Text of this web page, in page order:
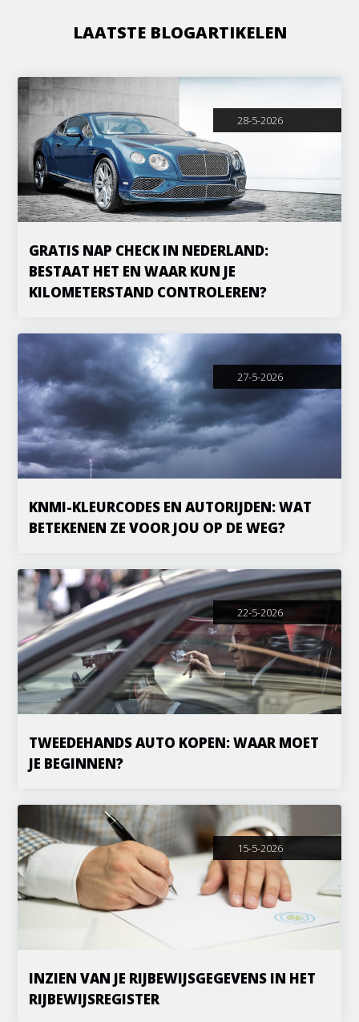
LAATSTE BLOGARTIKELEN
28-5-2026
GRATIS NAP CHECK IN NEDERLAND:
BESTAAT HET EN WAAR KUN JE
KILOMETERSTAND CONTROLEREN?
27-5-2026
KNMI-KLEURCODES EN AUTORIJDEN: WAT
BETEKENEN ZE VOOR JOU OP DE WEG?
22-5-2026
TWEEDEHANDS AUTO KOPEN: WAAR MOET
JE BEGINNEN?
15-5-2026
INZIEN VAN JE RIJBEWIJSGEGEVENS IN HET
RIJBEWIJSREGISTER